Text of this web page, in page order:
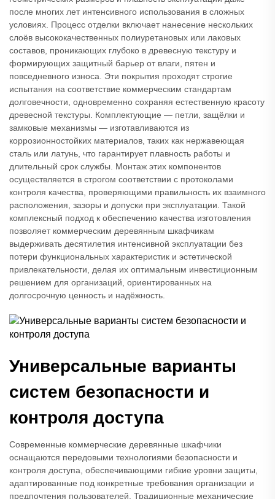
после многих лет интенсивного использования в сложных
условиях. Процесс отделки включает нанесение нескольких
слоёв высококачественных полиуретановых или лаковых
составов, проникающих глубоко в древесную текстуру и
формирующих защитный барьер от влаги, пятен и
повседневного износа. Эти покрытия проходят строгие
испытания на соответствие коммерческим стандартам
долговечности, одновременно сохраняя естественную красоту
древесной текстуры. Комплектующие — петли, защёлки и
замковые механизмы — изготавливаются из
коррозионностойких материалов, таких как нержавеющая
сталь или латунь, что гарантирует плавность работы и
длительный срок службы. Монтаж этих компонентов
осуществляется в строгом соответствии с протоколами
контроля качества, проверяющими правильность их взаимного
расположения, зазоры и допуски при эксплуатации. Такой
комплексный подход к обеспечению качества изготовления
позволяет коммерческим деревянным шкафчикам
выдерживать десятилетия интенсивной эксплуатации без
потери функциональных характеристик и эстетической
привлекательности, делая их оптимальным инвестиционным
решением для организаций, ориентированных на
долгосрочную ценность и надёжность.
Универсальные варианты
систем безопасности и
контроля доступа
Современные коммерческие деревянные шкафчики
оснащаются передовыми технологиями безопасности и
контроля доступа, обеспечивающими гибкие уровни защиты,
адаптированные под конкретные требования организации и
предпочтения пользователей. Традиционные механические